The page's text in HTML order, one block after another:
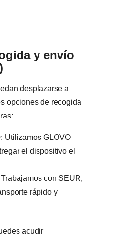
y envío
desplazarse a
opciones de recogida
: Utilizamos GLOVO
el dispositivo el
Trabajamos con SEUR,
rápido y
acudir